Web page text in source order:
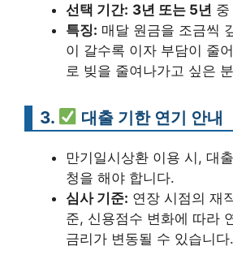
선택 기간: 3년 또는 5년
특징: 매달 원금을 조금씩
이 갈수록 이자 부담이 줄
로 빚을 줄여나가고 싶은
3. 대출 기한 연기 안내
만기일시상환 이용 시, 대
청을 해야 합니다.
심사 기준: 연장 시점의 재
준, 신용점수 변화에 따라
금리가 변동될 수 있습니다.